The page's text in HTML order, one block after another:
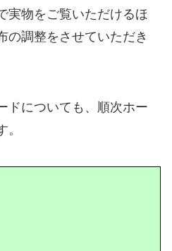
実物をご覧いただけるほ
の調整をさせていただき
ドについても、順次ホー